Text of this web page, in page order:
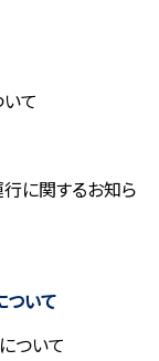
て
に関するお知ら
ついて
ついて